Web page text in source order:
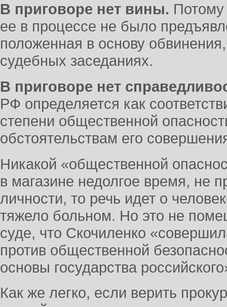
В приговоре нет вины. Потому
ее в процессе не было
положенная в основу
судебных заседаниях.
В приговоре нет
РФ определяется как
степени общественной
обстоятельствам его
Никакой «общественной
в магазине недолгое время, не
личности, то речь идет о
тяжело больном. Но это не
суде, что Скочиленко
против общественной
основы государства
Как же легко, если верить